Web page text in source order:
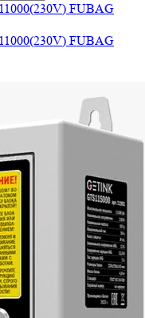
FUBAG
FUBAG